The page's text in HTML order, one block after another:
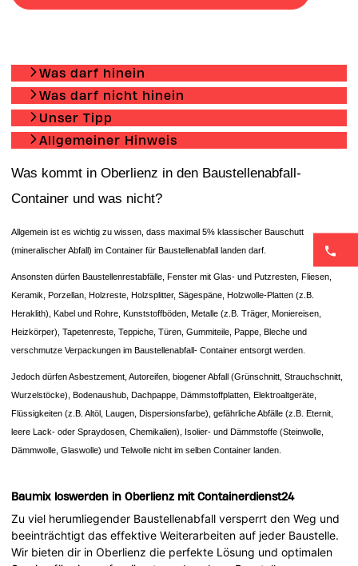
Was darf hinein
Was darf nicht hinein
Unser Tipp
Allgemeiner Hinweis
Was kommt in Oberlienz in den Baustellenabfall-
Container und was nicht?
Allgemein ist es wichtig zu wissen, dass maximal 5% klassischer Bauschutt
(mineralischer Abfall) im Container für Baustellenabfall landen darf.
Ansonsten dürfen Baustellenrestabfälle, Fenster mit Glas- und Putzresten, Fliesen,
Keramik, Porzellan, Holzreste, Holzsplitter, Sägespäne, Holzwolle-Platten (z.B.
Heraklith), Kabel und Rohre, Kunststoffböden, Metalle (z.B. Träger, Moniereisen,
Heizkörper), Tapetenreste, Teppiche, Türen, Gummiteile, Pappe, Bleche und
verschmutze Verpackungen im Baustellenabfall- Container entsorgt werden.
Jedoch dürfen Asbestzement, Autoreifen, biogener Abfall (Grünschnitt, Strauchschnitt,
Wurzelstöcke), Bodenaushub, Dachpappe, Dämmstoffplatten, Elektroaltgeräte,
Flüssigkeiten (z.B. Altöl, Laugen, Dispersionsfarbe), gefährliche Abfälle (z.B. Eternit,
leere Lack- oder Spraydosen, Chemikalien), Isolier- und Dämmstoffe (Steinwolle,
Dämmwolle, Glaswolle) und Telwolle nicht im selben Container landen.
Baumix loswerden in Oberlienz mit Containerdienst24
Zu viel herumliegender Baustellenabfall versperrt den Weg und
beeinträchtigt das effektive Weiterarbeiten auf jeder Baustelle.
Wir bieten dir in Oberlienz die perfekte Lösung und optimalen